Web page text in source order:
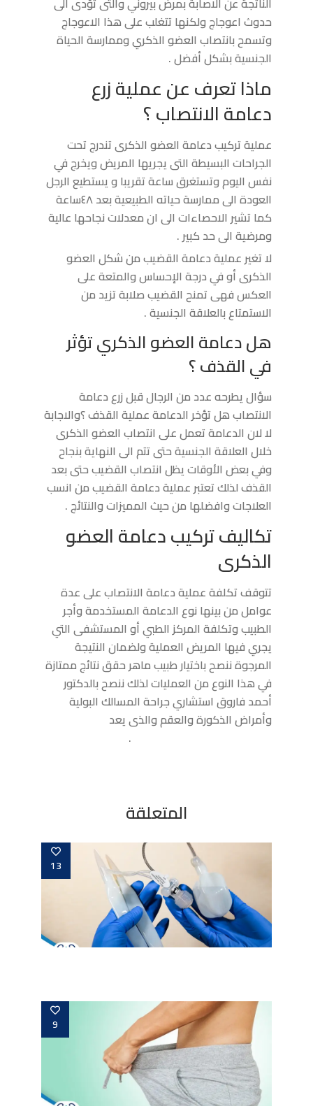
حدوث اعوجاج ولكنها تتغلب على هذا الاعوجاج
وتسمح بانتصاب العضو الذكري وممارسة الحياة
الجنسية بشكل أفضل .
ماذا تعرف عن عملية زرع
دعامة الانتصاب ؟
عملية تركيب دعامة العضو الذكرى تندرج تحت
الجراحات البسيطة التى يجريها المريض ويخرج في
نفس اليوم وتستغرق ساعة تقريبا و يستطيع الرجل
العودة الى ممارسة حياته الطبيعية بعد ٤٨ساعة
كما تشير الاحصاءات الى ان معدلات نجاحها عالية
ومرضية الى حد كبير .
لا تغير عملية دعامة القضيب من شكل العضو
الذكرى أو في درجة الإحساس والمتعة على
العكس فهى تمنح القضيب صلابة تزيد من
الاستمتاع بالعلاقة الجنسية .
هل دعامة العضو الذكري تؤثر
في القذف ؟
سؤال يطرحه عدد من الرجال قبل زرع دعامة
الانتصاب هل تؤخر الدعامة عملية القذف ؟والاجابة
لا لان الدعامة تعمل على انتصاب العضو الذكرى
خلال العلاقة الجنسية حتى تتم الى النهاية بنجاح
وفي بعض الأوقات يظل انتصاب القضيب حتى بعد
القذف لذلك تعتبر عملية دعامة القضيب من انسب
العلاجات وافضلها من حيث المميزات والنتائج .
تكاليف تركيب دعامة العضو
الذكرى
تتوقفتكلفة عملية دعامة الانتصابعلى عدة
عوامل من بينها نوع الدعامة المستخدمة وأجر
الطبيب وتكلفة المركز الطبي أو المستشفى التي
يجري فيها المريض العملية ولضمان النتيجة
المرجوة ننصح باختيار طبيب ماهر حقق نتائج ممتازة
في هذا النوع من العمليات لذلك ننصح بالدكتور
أحمد فاروق استشاري جراحة المسالك البولية
وأمراض الذكورة والعقم والذى يعد
.
المتعلقة
13
9